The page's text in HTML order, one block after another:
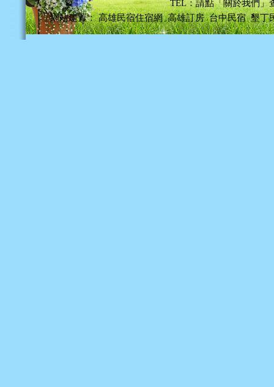
TEL：請點「關於我們」
網站建置： 高雄民宿住宿網 高雄訂房 台中民宿 墾丁